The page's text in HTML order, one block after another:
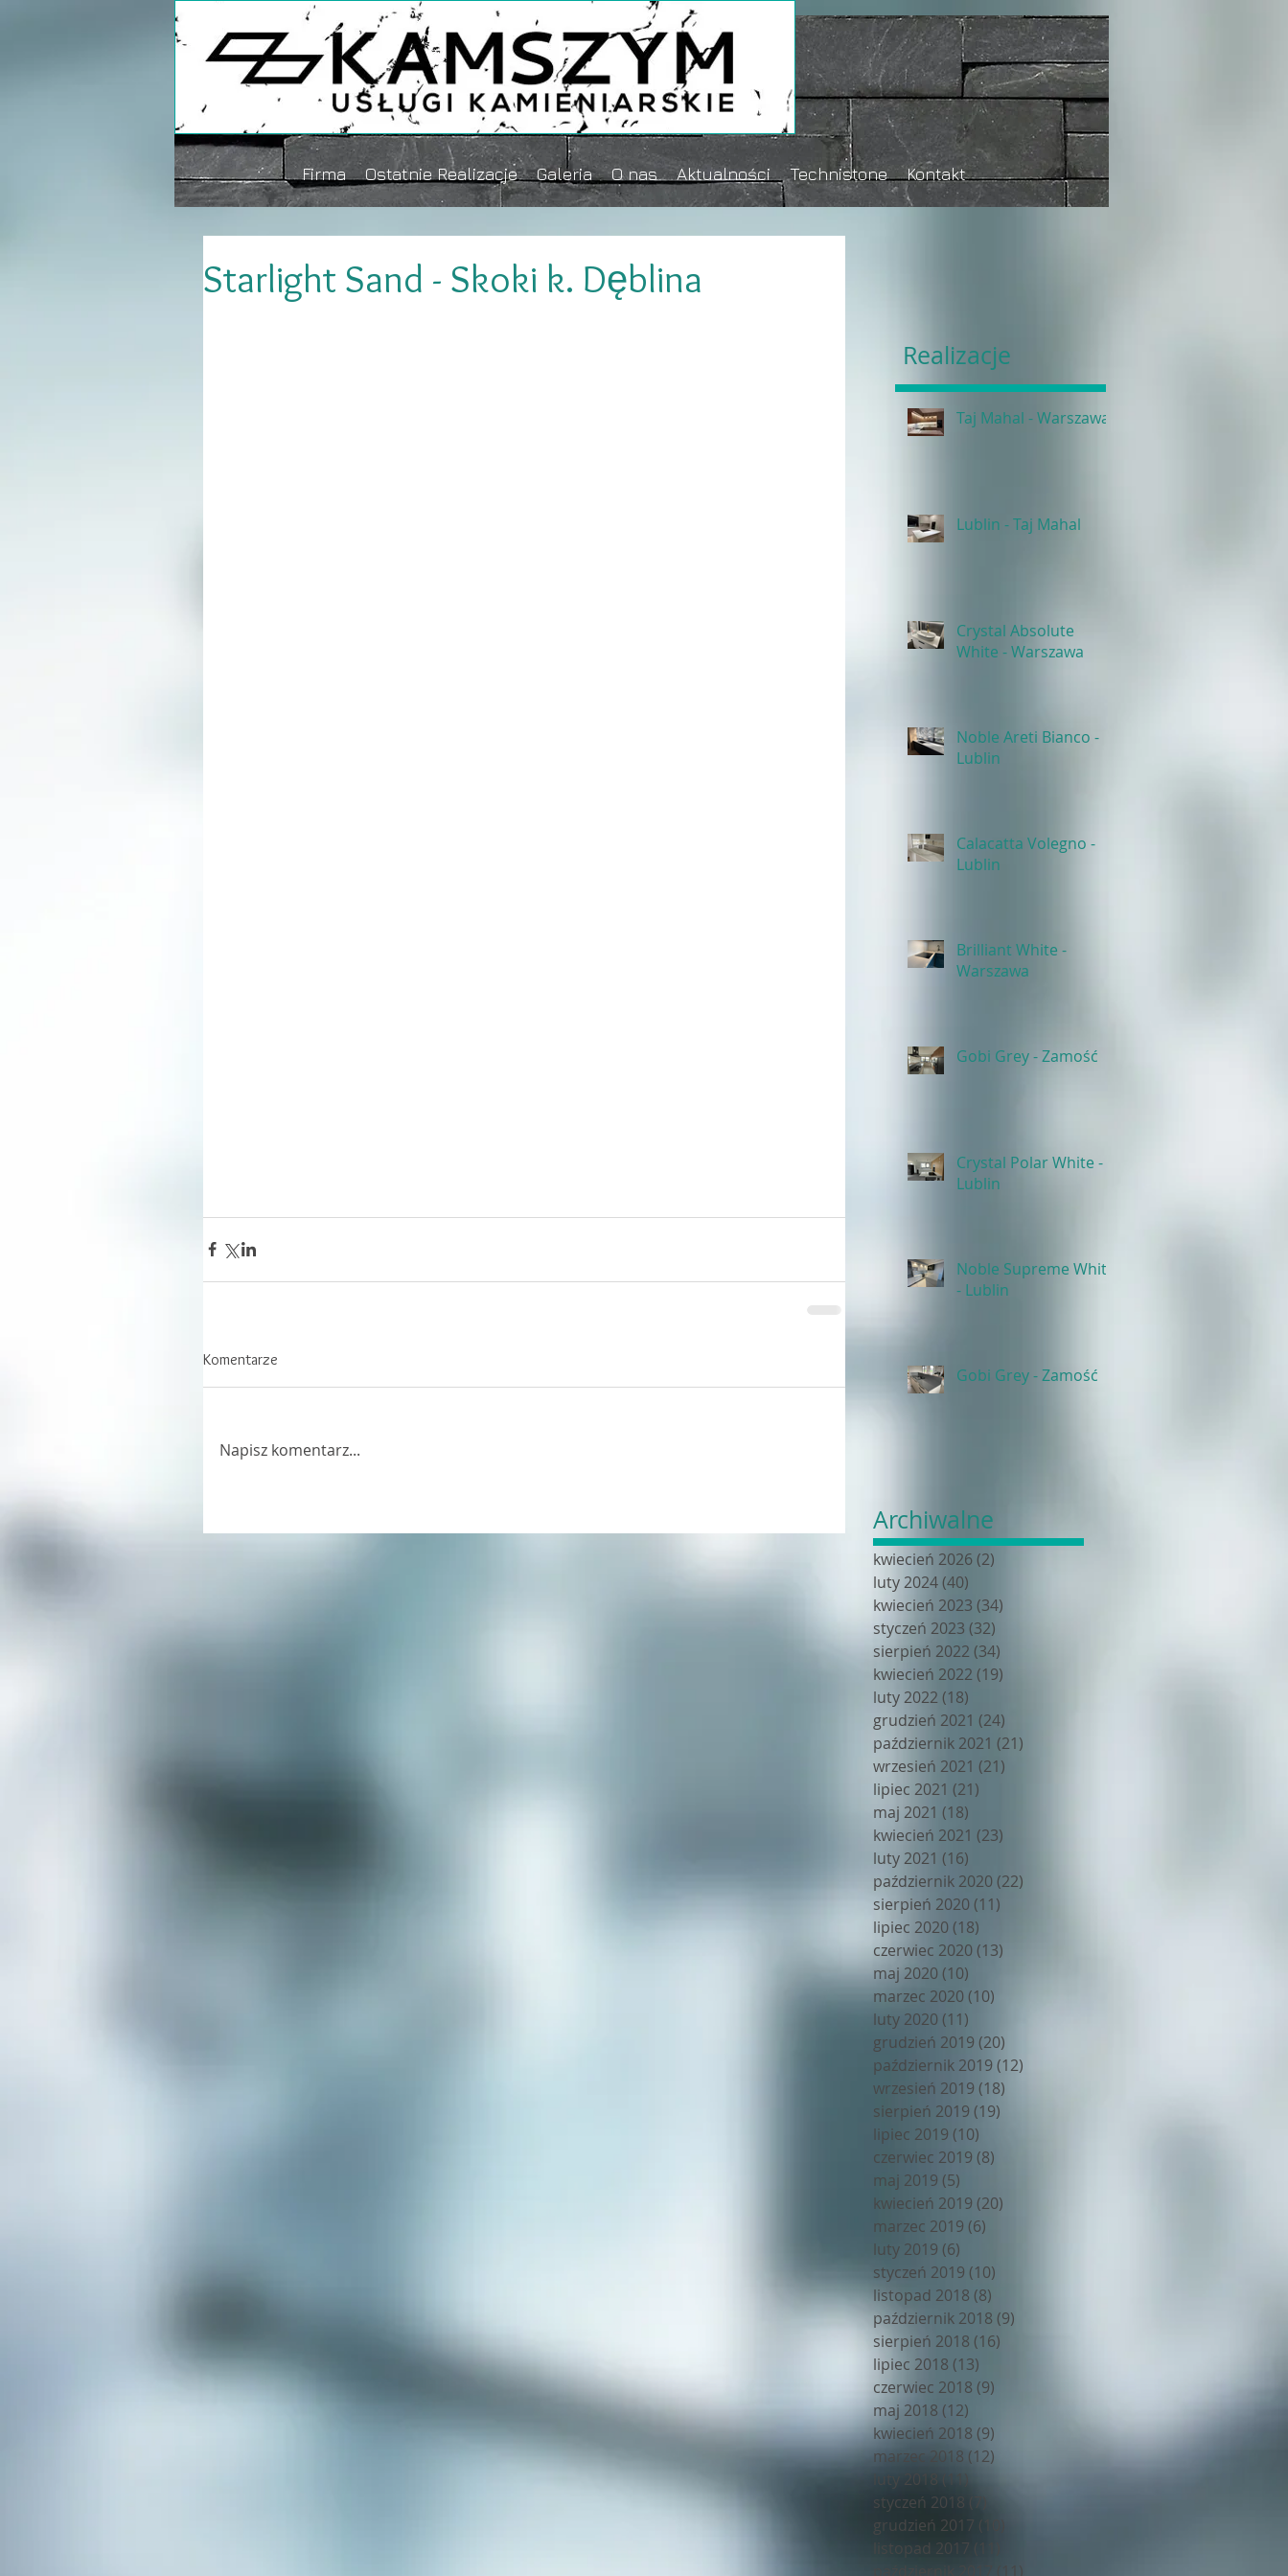
Firma Ostatnie Realizacje Galeria O nas Aktualności Technistone Kontakt
Starlight Sand - Skoki k. Dęblina
Komentarze
Napisz komentarz...
Realizacje
Taj Mahal - Warszawa
Lublin - Taj Mahal
Crystal Absolute
White - Warszawa
Noble Areti Bianco -
Lublin
Calacatta Volegno -
Lublin
Brilliant White -
Warszawa
Gobi Grey - Zamość
Crystal Polar White -
Lublin
Noble Supreme White
- Lublin
Gobi Grey - Zamość
Archiwalne
kwiecień 2026 (2)
luty 2024(40)
kwiecień 2023 (34)
styczeń 2023 (32)
sierpień 2022 (34)
kwiecień 2022 (19)
luty 2022 (18)
grudzień 2021 (24)
październik 2021 (21)
wrzesień 2021 (21)
lipiec 2021 (21)
maj 2021 (18)
kwiecień 2021 (23)
luty 2021 (16)
październik 2020 (22)
sierpień 2020 (11)
lipiec 2020 (18)
czerwiec 2020 (13)
maj 2020 (10)
marzec 2020 (10)
luty 2020 (11)
grudzień 2019 (20)
październik 2019 (12)
wrzesień 2019 (18)
sierpień 2019 (19)
lipiec 2019 (10)
czerwiec 2019 (8)
maj 2019 (5)
kwiecień 2019 (20)
marzec 2019 (6)
luty 2019 (6)
styczeń 2019 (10)
listopad 2018 (8)
październik 2018 (9)
sierpień 2018 (16)
lipiec 2018 (13)
czerwiec 2018 (9)
maj 2018 (12)
kwiecień 2018 (9)
marzec 2018 (12)
luty 2018
styczeń 2018
grudzień 2017 (10)
listopad 2017 (11)
październik 2017
(11)